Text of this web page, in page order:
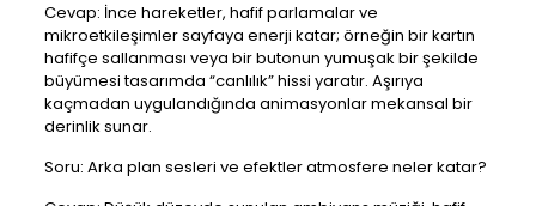
Cevap: İnce hareketler, hafif parlamalar ve
mikroetkileşimler sayfaya enerji katar; örneğin bir kartın
hafifçe sallanması veya bir butonun yumuşak bir şekilde
büyümesi tasarımda “canlılık” hissi yaratır. Aşırıya
kaçmadan uygulandığında animasyonlar mekansal bir
derinlik sunar.
Soru: Arka plan sesleri ve efektler atmosfere neler katar?